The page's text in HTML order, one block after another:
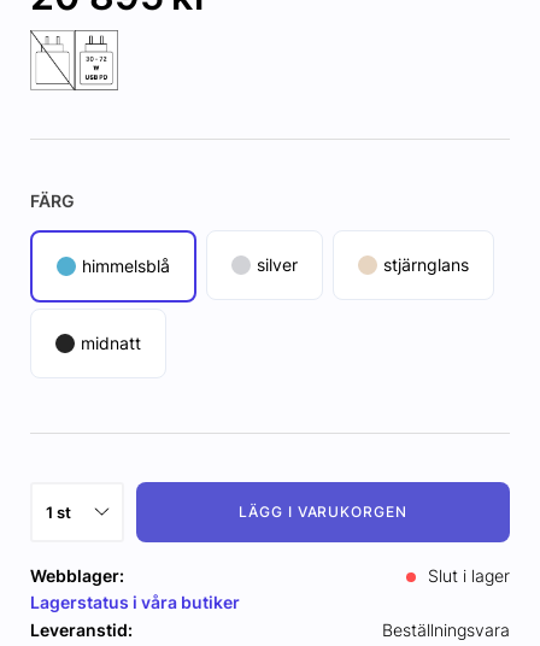
FÄRG
himmelsblå silver stjärnglans
midnatt
LÄGG I VARUKORGEN
Webblager:
Slut i lager
Lagerstatus i våra butiker
Leveranstid:
Beställningsvara